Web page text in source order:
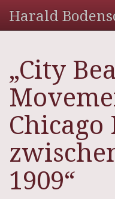
Harald
„City
1909“